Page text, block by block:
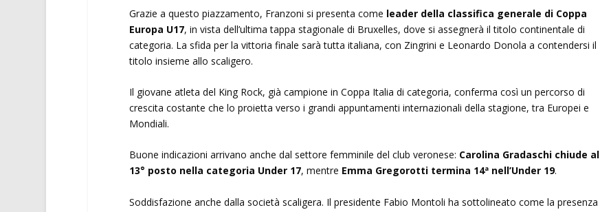
Grazie a questo piazzamento, Franzoni si presenta come leader della classifica generale di Coppa
Europa U17, in vista dell’ultima tappa stagionale di Bruxelles, dove si assegnerà il titolo continentale di
categoria. La sfida per la vittoria finale sarà tutta italiana, con Zingrini e Leonardo Donola a contendersi il
titolo insieme allo scaligero.
Il giovane atleta del King Rock, già campione in Coppa Italia di categoria, conferma così un percorso di
crescita costante che lo proietta verso i grandi appuntamenti internazionali della stagione, tra Europei e
Mondiali.
Buone indicazioni arrivano anche dal settore femminile del club veronese: Carolina Gradaschi chiude al
13° posto nella categoria Under 17, mentre Emma Gregorotti termina 14ª nell’Under 19.
Soddisfazione anche dalla società scaligera. Il presidente Fabio Montoli ha sottolineato come la presenza